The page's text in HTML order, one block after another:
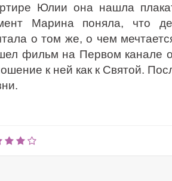
Юлии она нашла
Марина поняла, что
о том же, о чем
фильм на Первом канале
к ней как к Святой.